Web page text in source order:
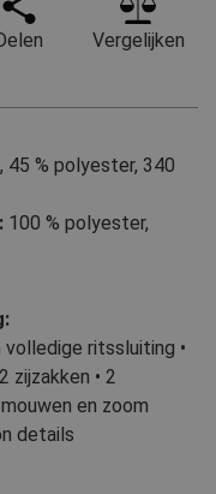
Vergelijken
, 45 % polyester, 340
100 % polyester,
volledige ritssluiting •
zijzakken • 2
en zoom
details